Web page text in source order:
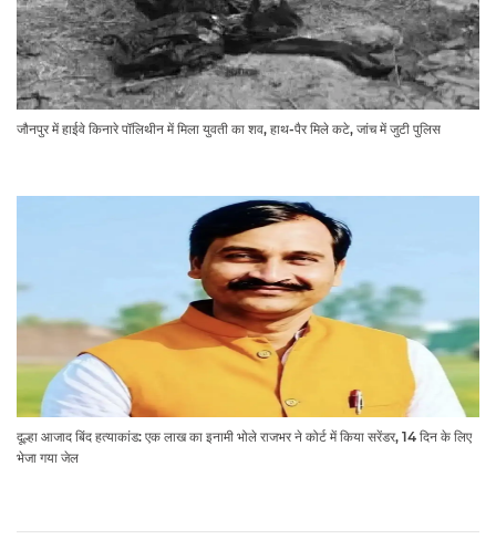
जौनपुर में हाईवे किनारे पॉलिथीन में मिला युवती का शव, हाथ-पैर मिले कटे, जांच में जुटी पुलिस
दूल्हा आजाद बिंद हत्याकांड: एक लाख का इनामी भोले राजभर ने कोर्ट में किया सरेंडर, 14 दिन के लिए
भेजा गया जेल